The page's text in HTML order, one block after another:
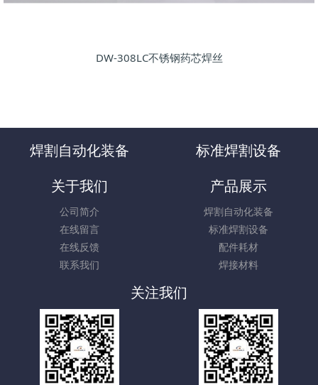
DW-308LC不锈钢药芯焊丝
焊割自动化装备
标准焊割设备
关于我们
公司简介
在线留言
在线反馈
联系我们
产品展示
焊割自动化装备
标准焊割设备
配件耗材
焊接材料
关注我们